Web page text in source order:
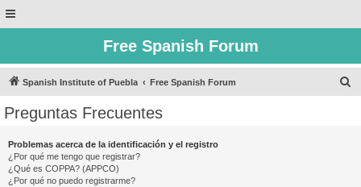
Free Spanish Forum
Spanish Institute of Puebla Free Spanish Forum
Preguntas Frecuentes
Problemas acerca de la identificación y el registro
¿Por qué me tengo que registrar?
¿Qué es COPPA? (APPCO)
¿Por qué no puedo registrarme?